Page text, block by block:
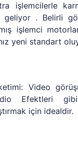
işlemcilerle
geliyor . Belirli
işlemci
yeni standart
Video
Efektleri
için idealdir.